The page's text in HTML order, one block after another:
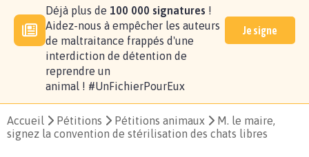
Déjà plus de 100 000 signatures !
Aidez-nous à empêcher les auteurs
de maltraitance frappés d'une
interdiction de détention de
reprendre un
animal ! #UnFichierPourEux
Je signe
Accueil Pétitions Pétitions animaux
M. le maire,
signez la convention de stérilisation des chats libres